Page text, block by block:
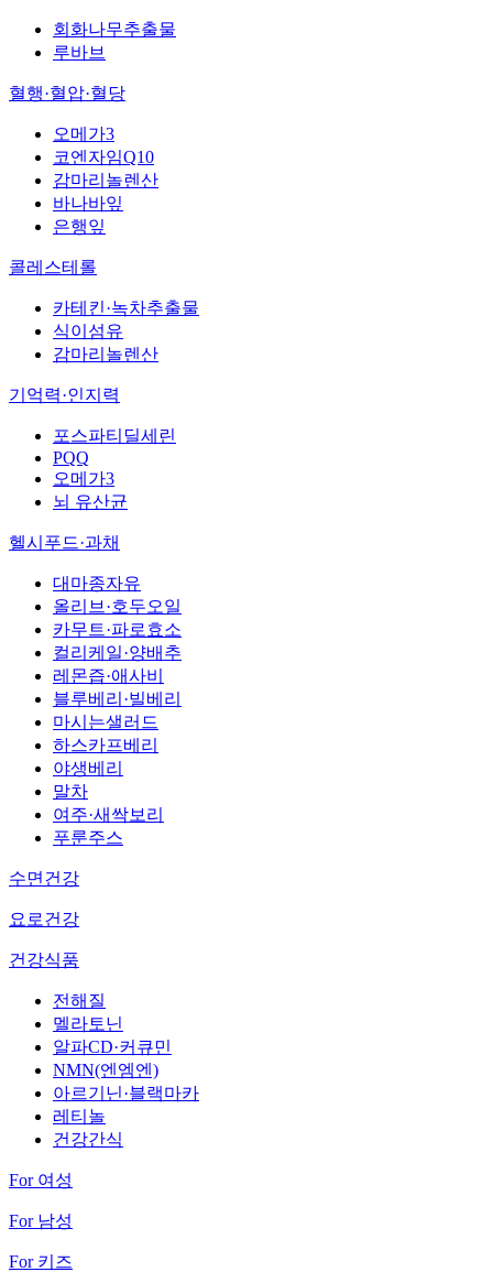
회화나무추출물
루바브
혈행·혈압·혈당
오메가3
코엔자임Q10
감마리놀렌산
바나바잎
은행잎
콜레스테롤
카테킨·녹차추출물
식이섬유
감마리놀렌산
기억력·인지력
포스파티딜세린
PQQ
오메가3
뇌 유산균
헬시푸드·과채
대마종자유
올리브·호두오일
카무트·파로효소
컬리케일·양배추
레몬즙·애사비
블루베리·빌베리
마시는샐러드
하스카프베리
야생베리
말차
여주·새싹보리
푸룬주스
수면건강
요로건강
건강식품
전해질
멜라토닌
알파CD·커큐민
NMN(엔엠엔)
아르기닌·블랙마카
레티놀
건강간식
For 여성
For 남성
For 키즈